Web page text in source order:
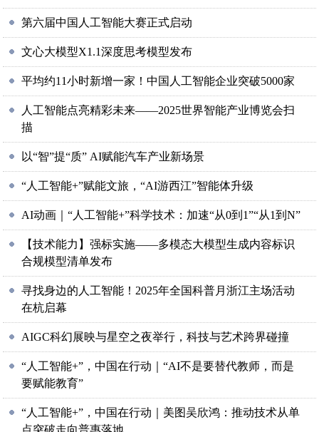
第六届中国人工智能大赛正式启动
文心大模型X1.1深度思考模型发布
平均约11小时新增一家！中国人工智能企业突破5000家
人工智能点亮精彩未来——2025世界智能产业博览会扫
描
以“智”提“质” AI赋能汽车产业新场景
“人工智能+”赋能文旅，“AI游西江”智能体升级
AI动画｜“人工智能+”科学技术：加速“从0到1”“从1到N”
【技术能力】强标实施——多模态大模型生成内容标识
合规模型清单发布
寻找身边的人工智能！2025年全国科普月浙江主场活动
在杭启幕
AIGC科幻展映与星空之夜举行，科技与艺术跨界碰撞
“人工智能+”，中国在行动｜“AI不是要替代教师，而是
要赋能教育”
“人工智能+”，中国在行动｜美图吴欣鸿：推动技术从单
点突破走向普惠落地